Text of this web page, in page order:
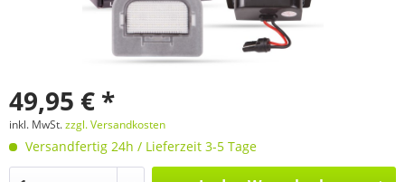
49,95 € *
inkl. MwSt.zzgl. Versandkosten
Versandfertig 24h / Lieferzeit 3-5 Tage